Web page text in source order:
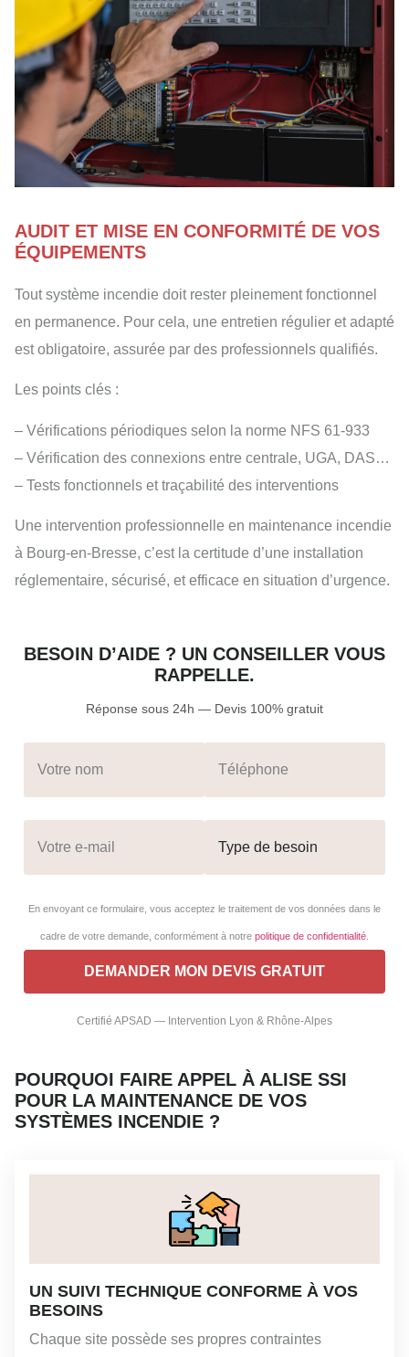
AUDIT ET MISE EN CONFORMITÉ DE VOS
ÉQUIPEMENTS
Tout système incendie doit rester pleinement fonctionnel
en permanence. Pour cela, une entretien régulier et adapté
est obligatoire, assurée par des professionnels qualifiés.
Les points clés :
– Vérifications périodiques selon la norme NFS 61-933
– Vérification des connexions entre centrale, UGA, DAS…
– Tests fonctionnels et traçabilité des interventions
Une intervention professionnelle en maintenance incendie
à Bourg-en-Bresse, c’est la certitude d’une installation
réglementaire, sécurisé, et efficace en situation d’urgence.
BESOIN D’AIDE ? UN CONSEILLER VOUS
RAPPELLE.
Réponse sous 24h — Devis 100% gratuit
En envoyant ce formulaire, vous acceptez le traitement de vos données dans le
cadre de votre demande, conformément à notre politique de confidentialité
Certifié APSAD — Intervention Lyon & Rhône-Alpes
POURQUOI FAIRE APPEL À ALISE SSI
POUR LA MAINTENANCE DE VOS
SYSTÈMES INCENDIE ?
UN SUIVI TECHNIQUE CONFORME À VOS
BESOINS
Chaque site possède ses propres contraintes